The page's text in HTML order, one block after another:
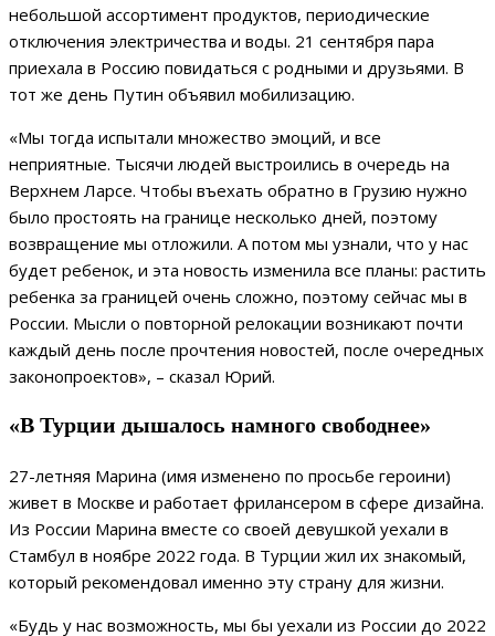
небольшой ассортимент продуктов, периодические
отключения электричества и воды. 21 сентября пара
приехала в Россию повидаться с родными и друзьями. В
тот же день Путин объявил мобилизацию.
«Мы тогда испытали множество эмоций, и все
неприятные. Тысячи людей выстроились в очередь на
Верхнем Ларсе. Чтобы въехать обратно в Грузию нужно
было простоять на границе несколько дней, поэтому
возвращение мы отложили. А потом мы узнали, что у нас
будет ребенок, и эта новость изменила все планы: растить
ребенка за границей очень сложно, поэтому сейчас мы в
России. Мысли о повторной релокации возникают почти
каждый день после прочтения новостей, после очередных
законопроектов», – сказал Юрий.
«В Турции дышалось намного свободнее»
27-летняя Марина (имя изменено по просьбе героини)
живет в Москве и работает фрилансером в сфере дизайна.
Из России Марина вместе со своей девушкой уехали в
Стамбул в ноябре 2022 года. В Турции жил их знакомый,
который рекомендовал именно эту страну для жизни.
«Будь у нас возможность, мы бы уехали из России до 2022